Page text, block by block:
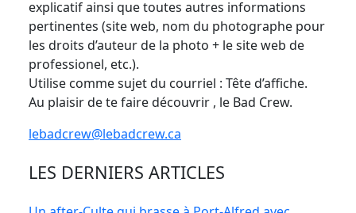
explicatif ainsi que toutes autres informations
pertinentes (site web, nom du photographe pour
les droits d’auteur de la photo + le site web de
professionel, etc.).
Utilise comme sujet du courriel : Tête d’affiche.
Au plaisir de te faire découvrir , le Bad Crew.
lebadcrew@lebadcrew.ca
LES DERNIERS ARTICLES